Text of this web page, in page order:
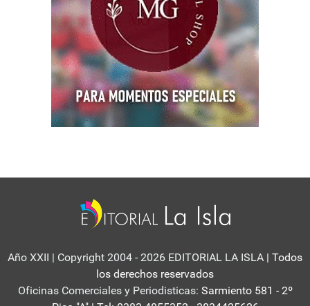
Año XXII | Copyright 2004 - 2026 EDITORIAL LA ISLA | Todos
los derechos reservados
Oficinas Comerciales y Periodisticas: Sarmiento 581 - 2º